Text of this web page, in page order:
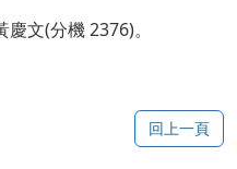
文(分機 2376)。
回上一頁